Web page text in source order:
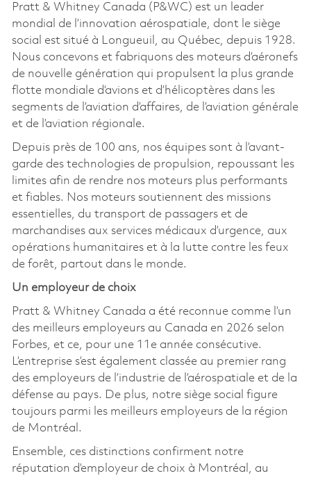
Pratt & Whitney Canada (P&WC) est un leader
mondial de l’innovation aérospatiale, dont le siège
social est situé à Longueuil, au Québec, depuis 1928.
Nous concevons et fabriquons des moteurs d’aéronefs
de nouvelle génération qui propulsent la plus grande
flotte mondiale d’avions et d’hélicoptères dans les
segments de l’aviation d’affaires, de l’aviation générale
et de l’aviation régionale.
Depuis près de 100 ans, nos équipes sont à l’avant-
garde des technologies de propulsion, repoussant les
limites afin de rendre nos moteurs plus performants
et fiables. Nos moteurs soutiennent des missions
essentielles, du transport de passagers et de
marchandises aux services médicaux d’urgence, aux
opérations humanitaires et à la lutte contre les feux
de forêt, partout dans le monde.
Un employeur de choix
Pratt & Whitney Canada a été reconnue comme l’un
des meilleurs employeurs au Canada en 2026 selon
Forbes, et ce, pour une 11e année consécutive.
L’entreprise s’est également classée au premier rang
des employeurs de l’industrie de l’aérospatiale et de la
défense au pays. De plus, notre siège social figure
toujours parmi les meilleurs employeurs de la région
de Montréal.
Ensemble, ces distinctions confirment notre
réputation d’employeur de choix à Montréal, au